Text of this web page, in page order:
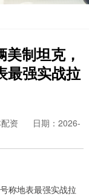
制坦克，
最强实战拉
资
日期：2026-
称地表最强实战拉